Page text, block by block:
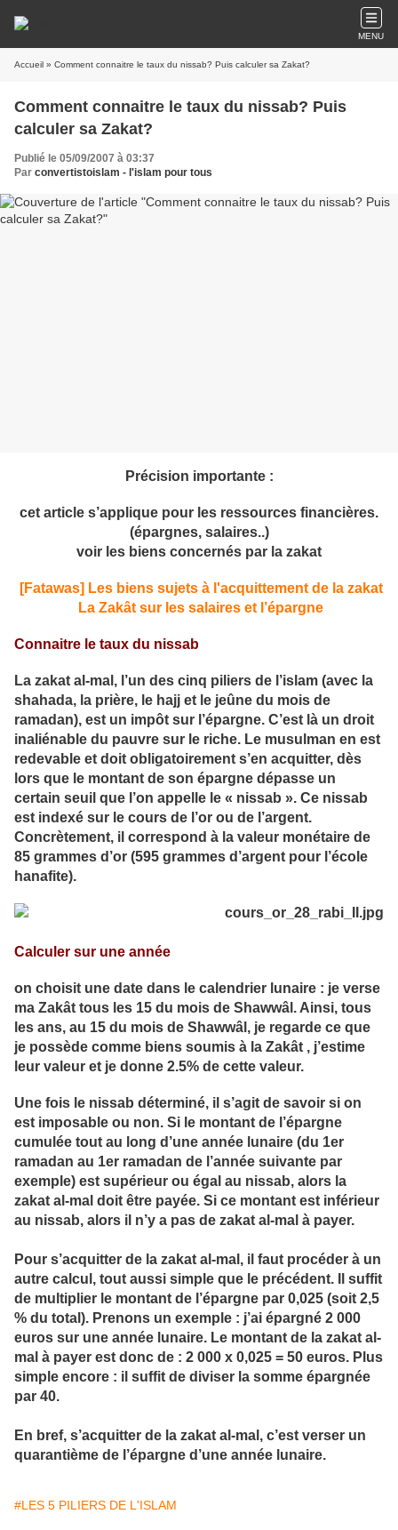
MENU
Accueil » Comment connaitre le taux du nissab? Puis calculer sa Zakat?
Comment connaitre le taux du nissab? Puis
calculer sa Zakat?
Publié le 05/09/2007 à 03:37
Par convertistoislam - l'islam pour tous
Précision importante :
cet article s’applique pour les ressources financières.
(épargnes, salaires..)
voir les biens concernés par la zakat
[Fatawas] Les biens sujets à l'acquittement de la zakat
La Zakât sur les salaires et l’épargne
Connaitre le taux du nissab
La zakat al-mal, l’un des cinq piliers de l’islam (avec la
shahada, la prière, le hajj et le jeûne du mois de
ramadan), est un impôt sur l’épargne. C’est là un droit
inaliénable du pauvre sur le riche. Le musulman en est
redevable et doit obligatoirement s’en acquitter, dès
lors que le montant de son épargne dépasse un
certain seuil que l’on appelle le « nissab ». Ce nissab
est indexé sur le cours de l’or ou de l’argent.
Concrètement, il correspond à la valeur monétaire de
85 grammes d’or (595 grammes d’argent pour l’école
hanafite).
Calculer sur une année
on choisit une date dans le calendrier lunaire : je verse
ma Zakât tous les 15 du mois de Shawwâl. Ainsi, tous
les ans, au 15 du mois de Shawwâl, je regarde ce que
je possède comme biens soumis à la Zakât , j’estime
leur valeur et je donne 2.5% de cette valeur.
Une fois le nissab déterminé, il s’agit de savoir si on
est imposable ou non. Si le montant de l’épargne
cumulée tout au long d’une année lunaire (du 1er
ramadan au 1er ramadan de l’année suivante par
exemple) est supérieur ou égal au nissab, alors la
zakat al-mal doit être payée. Si ce montant est inférieur
au nissab, alors il n’y a pas de zakat al-mal à payer.
Pour s’acquitter de la zakat al-mal, il faut procéder à un
autre calcul, tout aussi simple que le précédent. Il suffit
de multiplier le montant de l’épargne par 0,025 (soit 2,5
% du total). Prenons un exemple : j’ai épargné 2 000
euros sur une année lunaire. Le montant de la zakat al-
mal à payer est donc de : 2 000 x 0,025 = 50 euros. Plus
simple encore : il suffit de diviser la somme épargnée
par 40.
En bref, s’acquitter de la zakat al-mal, c’est verser un
quarantième de l’épargne d’une année lunaire.
#LES 5 PILIERS DE L'ISLAM